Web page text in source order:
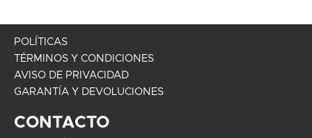
POLÍTICAS
TÉRMINOS Y CONDICIONES
AVISO DE PRIVACIDAD
GARANTÍA Y DEVOLUCIONES
CONTACTO